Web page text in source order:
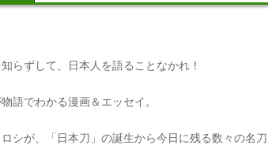
らずして、日本人を語ることなかれ！
語でわかる漫画＆エッセイ。
シが、「日本刀」の誕生から今日に残る数々の名刀